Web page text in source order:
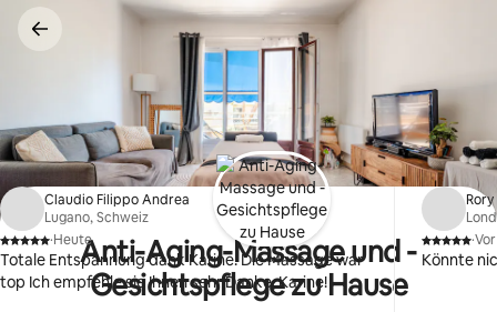
Inhalten
Anti-Aging-Massage und -
Gesichtspflege zu Hause
Claudio Filippo Andrea
Lugano, Schweiz
,
·Heute
Totale Entspannung dank Karine. Die Massage war
top Ich empfehle sie Ihnen sehr Danke, Karine!
Rory
,
·
Könnte